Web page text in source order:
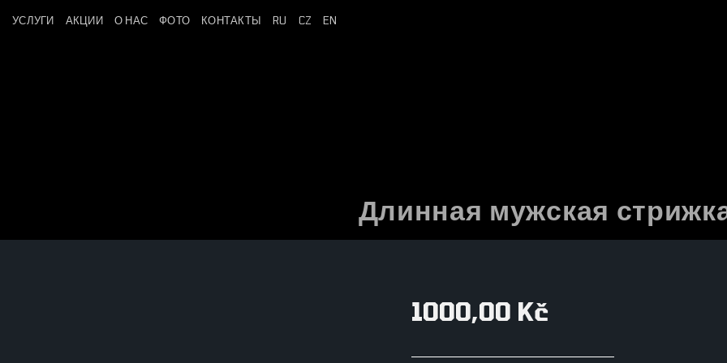
УСЛУГИ АКЦИИ О НАС ФОТО КОНТАКТЫ RU CZ EN
Длинная мужская
1000,00 Kč